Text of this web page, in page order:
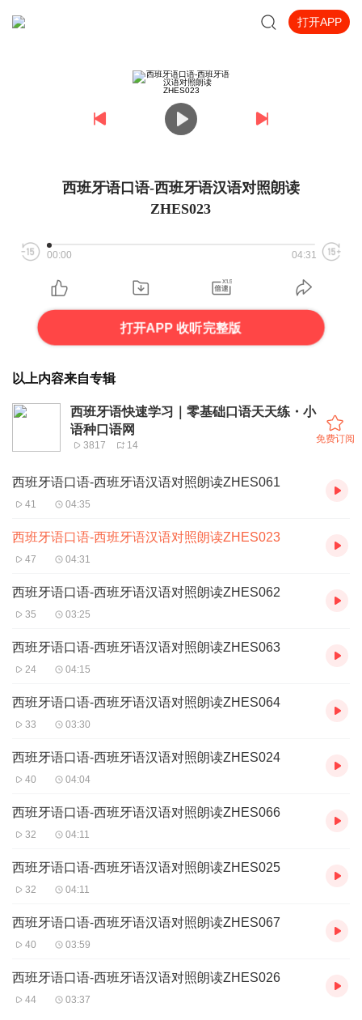
打开APP
西班牙语口语-西班牙语汉语对照朗读
ZHES023
00:00 04:31
打开APP 收听完整版
以上内容来自专辑
西班牙语快速学习｜零基础口语天天练・小
语种口语网
3817 14
免费订阅
西班牙语口语-西班牙语汉语对照朗读ZHES061
41 04:35
西班牙语口语-西班牙语汉语对照朗读ZHES023
47 04:31
西班牙语口语-西班牙语汉语对照朗读ZHES062
35 03:25
西班牙语口语-西班牙语汉语对照朗读ZHES063
24 04:15
西班牙语口语-西班牙语汉语对照朗读ZHES064
33 03:30
西班牙语口语-西班牙语汉语对照朗读ZHES024
40 04:04
西班牙语口语-西班牙语汉语对照朗读ZHES066
32 04:11
西班牙语口语-西班牙语汉语对照朗读ZHES025
32 04:11
西班牙语口语-西班牙语汉语对照朗读ZHES067
40 03:59
西班牙语口语-西班牙语汉语对照朗读ZHES026
44 03:37